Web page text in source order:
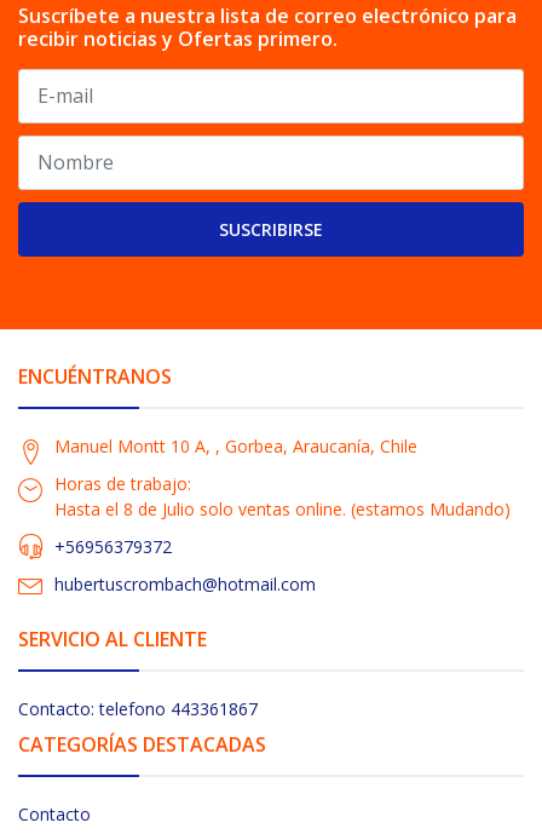
Suscríbete a nuestra lista de correo electrónico para
recibir noticias y Ofertas primero.
SUSCRIBIRSE
ENCUÉNTRANOS
Manuel Montt 10 A, , Gorbea, Araucanía, Chile
Horas de trabajo:
Hasta el 8 de Julio solo ventas online. (estamos Mudando)
+56956379372
hubertuscrombach@hotmail.com
SERVICIO AL CLIENTE
Contacto: telefono 443361867
CATEGORÍAS DESTACADAS
Contacto